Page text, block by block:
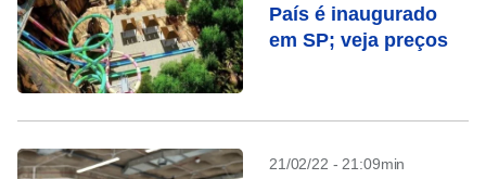
País é inaugurado
em SP; veja preços
21/02/22 - 21:09min